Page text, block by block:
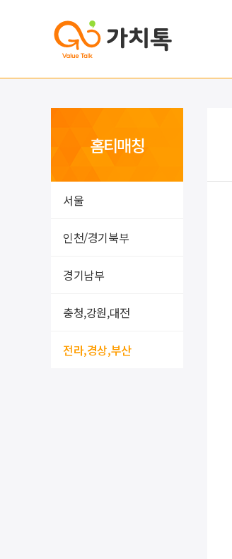
홈티매칭
서울
인천/경기북부
경기남부
충청,강원,대전
전라,경상,부산